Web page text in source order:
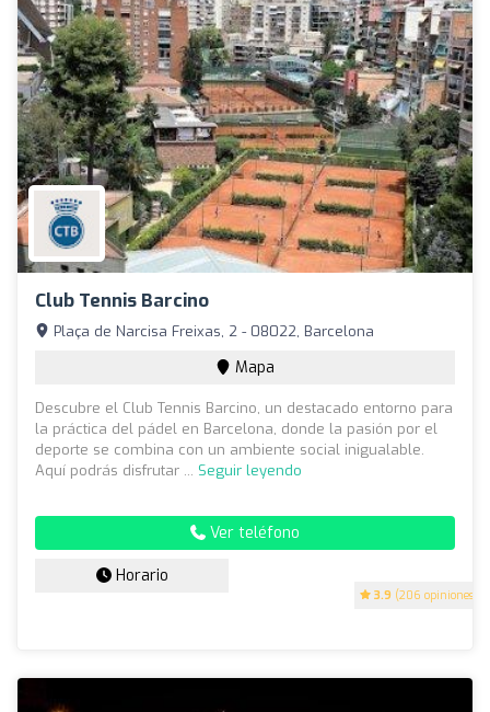
Club Tennis Barcino
3.9 (206 opiniones)
Plaça de Narcisa Freixas, 2 - 08022, Barcelona
Mapa
Descubre el Club Tennis Barcino, un destacado entorno para
la práctica del pádel en Barcelona, donde la pasión por el
deporte se combina con un ambiente social inigualable.
Aquí podrás disfrutar ... Seguir leyendo
Ver teléfono
Horario